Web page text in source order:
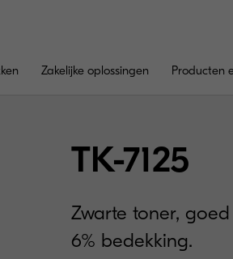
Zakelijke oplossingen Producten
TK-7125
Zwarte toner,
6% bedekking.